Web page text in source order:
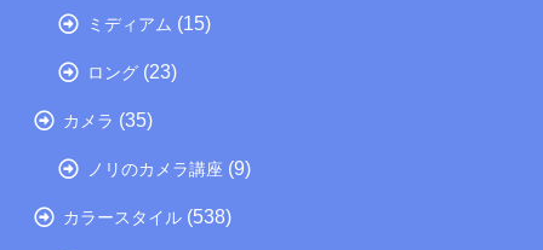
ミディアム (15)
ロング (23)
カメラ (35)
ノリのカメラ講座 (9)
カラースタイル (538)